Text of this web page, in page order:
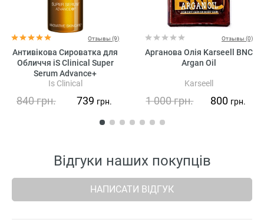
Отзывы (9)
Антивікова Сироватка для
Обличчя iS Clinical Super
Serum Advance+
Is Clinical
840грн. 739 грн.
Отзывы (0)
Арганова Олія Karseell BNC
Argan Oil
Karseell
1 000грн. 800 грн.
Відгуки наших покупців
НАПИСАТИ ВІДГУК